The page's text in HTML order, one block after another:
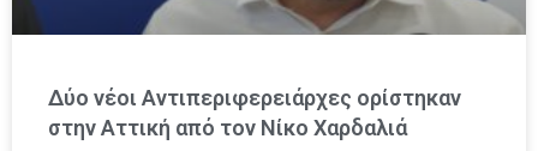
Δύο νέοι Αντιπεριφερειάρχες ορίστηκαν
στην Αττική από τον Νίκο Χαρδαλιά